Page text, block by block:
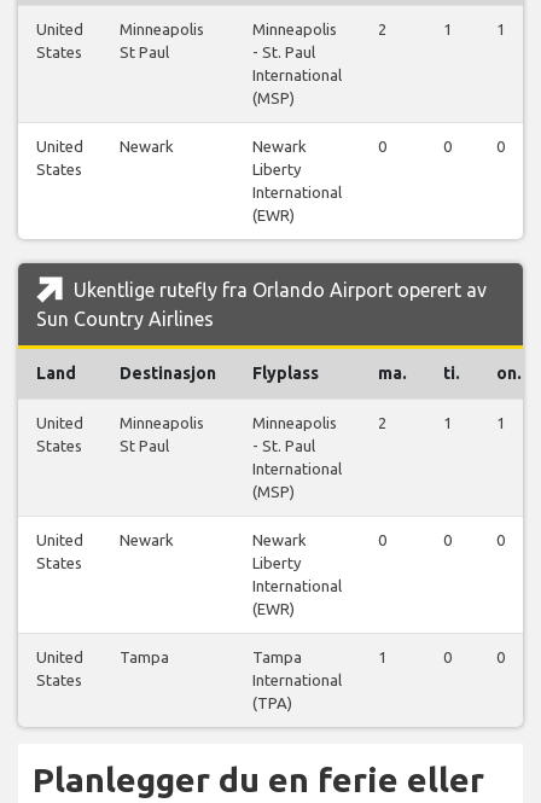
United
States
Minneapolis
St Paul
Minneapolis
- St. Paul
International
(MSP)
2 1 1
United
States
Newark
Newark
Liberty
International
(EWR)
0 0 0
Ukentlige rutefly fra Orlando Airport operert av
Sun Country Airlines
Land Destinasjon Flyplass ma. ti. on.
United
States
Minneapolis
St Paul
Minneapolis
- St. Paul
International
(MSP)
2 1 1
United
States
Newark
Newark
Liberty
International
(EWR)
0 0 0
United
States
Tampa
Tampa
International
(TPA)
1 0 0
Planlegger du en ferie eller